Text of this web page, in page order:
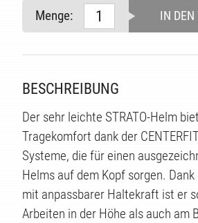
Menge: IN
BESCHREIBUNG
Der sehr leichte STRATO-Helm
Tragekomfort dank der
Systeme, die für einen
Helms auf dem Kopf sorgen.
mit anpassbarer Haltekraft ist er
Arbeiten in der Höhe als auch am